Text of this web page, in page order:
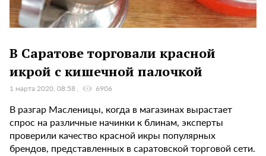
В Саратове торговали красной
икрой с кишечной палочкой
1 марта 2020, 08:58 6906
В разгар Масленицы, когда в магазинах вырастает
спрос на различные начинки к блинам, эксперты
проверили качество красной икры популярных
брендов, представленных в саратовской торговой сети.